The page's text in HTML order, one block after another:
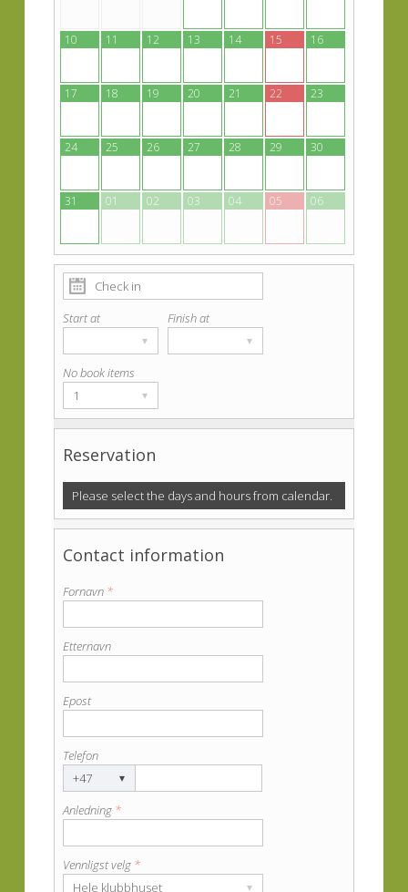
10 11 12 13 14 15 16
17 18 19 20 21 22 23
24 25 26 27 28 29 30
31 01 02 03 04 05 06
Start at
▾
Finish at
▾
No book items
1
▾
Reservation
Please select the days and hours from calendar.
Contact information
Fornavn *
Etternavn
Epost
Telefon
+47
▾
Anledning *
Vennligst velg *
Hele klubbhuset
▾